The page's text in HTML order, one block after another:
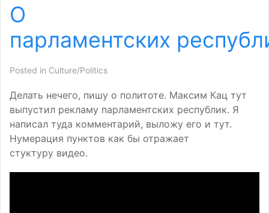
О
парламентских
Posted in Culture/Politics
Делать нечего, пишу о политоте. Максим Кац тут
выпустил рекламу парламентских республик. Я
написал туда комментарий, выложу его и тут.
Нумерация пунктов как бы отражает
стуктуру видео.